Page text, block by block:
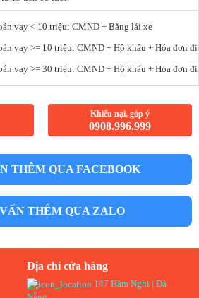
vay < 10 triệu: CMND + Bằng lái xe
vay >= 10 triệu: CMND + Hộ khẩu + Hóa đơn
vay >= 30 triệu: CMND + Hộ khẩu + Hóa đơn
Khiếu nại, góp ý
0908.996.999
THÊM QUA FACEBOOK
THÊM QUA ZALO
Địa chỉ cửa hàng
147 Hàm Nghi | Đà